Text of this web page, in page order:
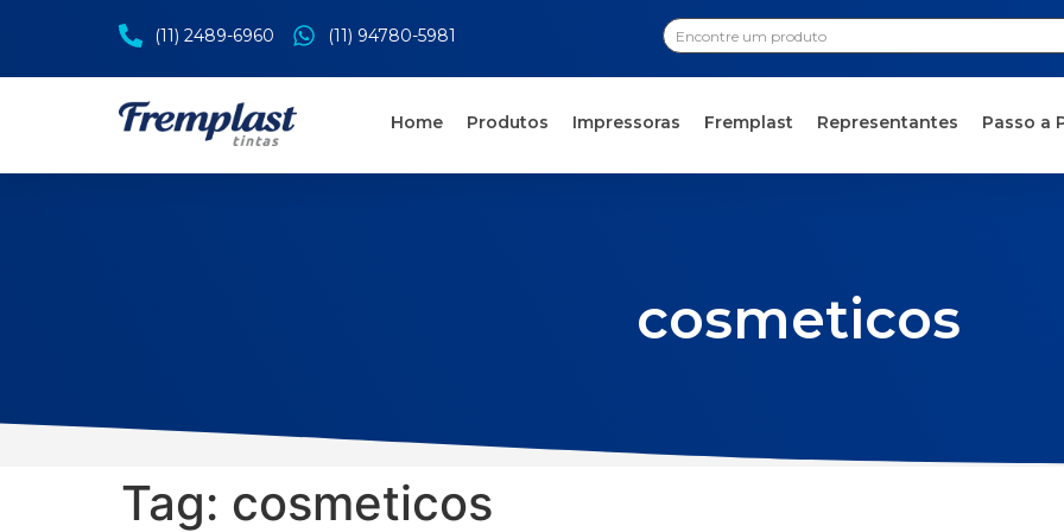
(11) 2489-6960 (11) 94780-5981
Home Produtos Impressoras Fremplast Representantes Passo a
cosmeticos
Tag: cosmeticos